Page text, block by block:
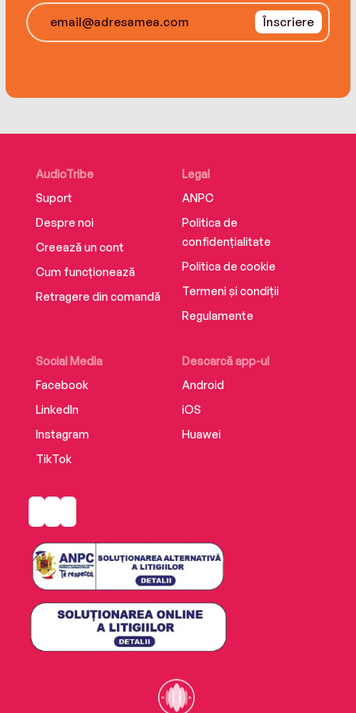
Înscriere
AudioTribe
Suport
Despre noi
Creează un cont
Cum funcționează
Retragere din comandă
Social Media
Facebook
LinkedIn
Instagram
TikTok
Descarcă app-ul
Android
iOS
Huawei
Legal
ANPC
Politica de
confidențialitate
Politica de cookie
Termeni și condiții
Regulamente